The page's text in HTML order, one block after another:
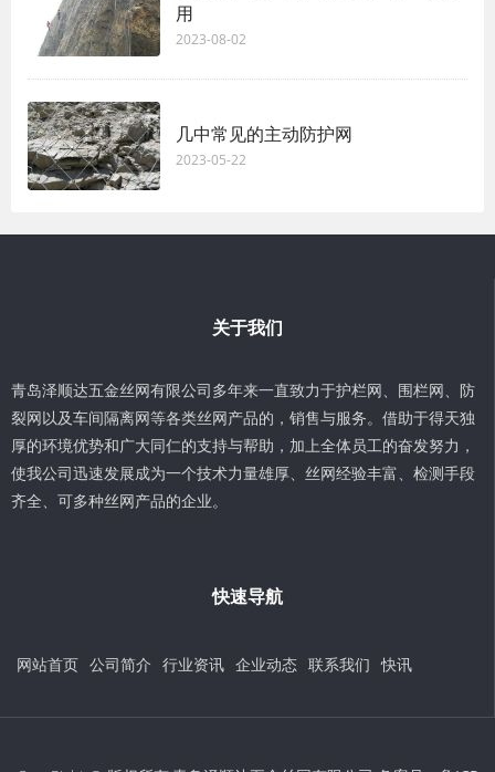
用
2023-08-02
几中常见的主动防护网
2023-05-22
关于我们
青岛泽顺达五金丝网有限公司多年来一直致力于护栏网、围栏网、防
裂网以及车间隔离网等各类丝网产品的，销售与服务。借助于得天独
厚的环境优势和广大同仁的支持与帮助，加上全体员工的奋发努力，
使我公司迅速发展成为一个技术力量雄厚、丝网经验丰富、检测手段
齐全、可多种丝网产品的企业。
快速导航
网站首页 公司简介 行业资讯 企业动态 联系我们 快讯